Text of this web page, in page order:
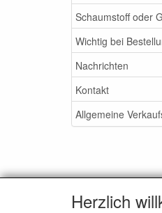
Schaumstoff oder
Wichtig bei
Nachrichten
Kontakt
Allgemeine
Herzlich